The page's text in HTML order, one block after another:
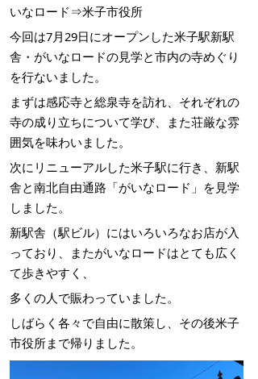
いなロード⇒米子市役所
今回は7月29日にオープンした米子駅新駅
舎・がいなロードの見学と市内の寺めぐり
を行ないました。
まずは感応寺と総泉寺を訪れ、それぞれの
寺の成り立ちについて学び、また荘厳な雰
囲気を味わいました。
次にリニューアルした米子駅に行き、新駅
舎と南北自由通路「がいなロード」を見学
しました。
新駅舎（駅ビル）にはいろいろなお店が入
っており、またがいなロードはとても広く
て歩きやすく、
多くの人で賑わっていました。
しばらく各々で自由に散策し、その後米子
市役所まで帰りました。